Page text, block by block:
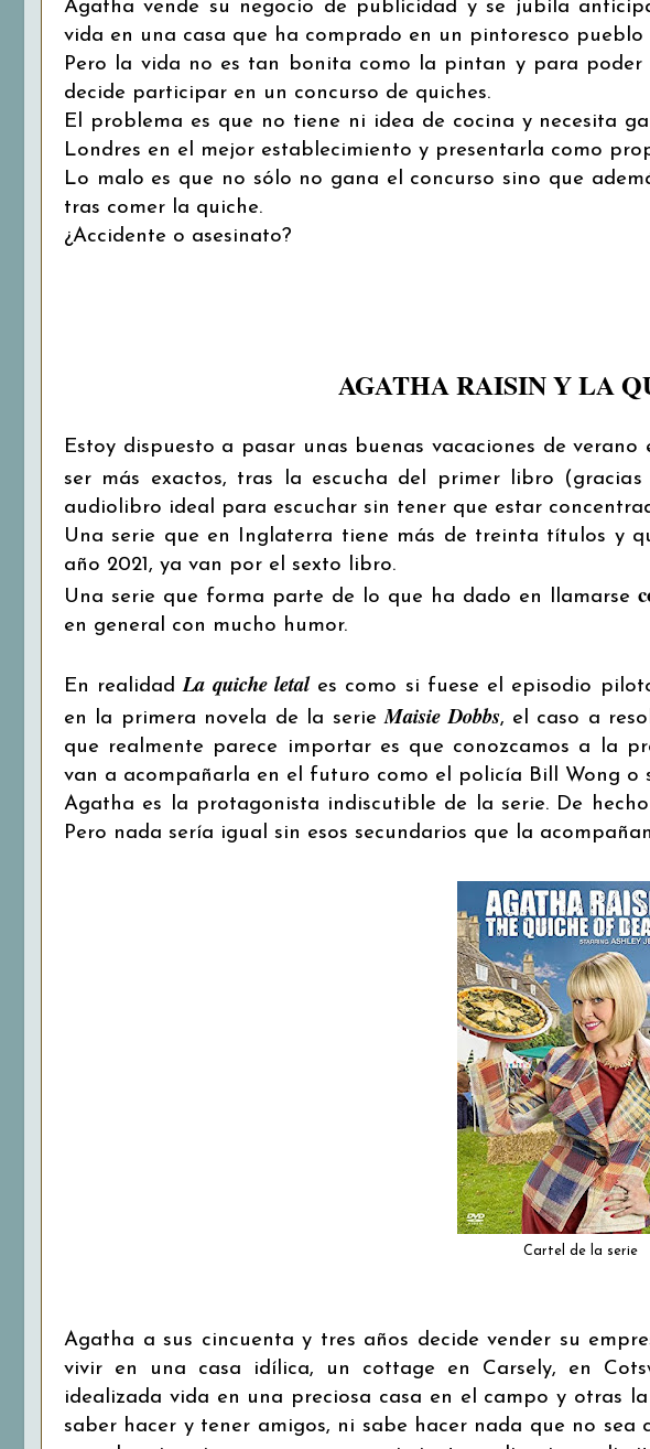
Agatha vende su negocio de publicidad y se jubila
vida en una casa que ha comprado en un pintoresco pueblo
Pero la vida no es tan bonita como la pintan y para
decide participar en un concurso de quiches.
El problema es que no tiene ni idea de cocina y necesita
Londres en el mejor establecimiento y presentarla como
Lo malo es que no sólo no gana el concurso sino que
tras comer la quiche.
¿Accidente o asesinato?
AGATHA RAISIN Y LA
Estoy dispuesto a pasar unas buenas vacaciones de
ser más exactos, tras la escucha del primer libro
audiolibro ideal para escuchar sin tener que estar
Una serie que en Inglaterra tiene más de treinta títulos y
año 2021, ya van por el sexto libro.
Una serie que forma parte de lo que ha dado en llamarse
en general con mucho humor.
En realidadLa quiche letales como si fuese el episodio
en la primera novela de la serieMaisie Dobbs, el caso a
que realmente parece importar es que conozcamos a la
van a acompañarla en el futuro como el policía Bill Wong o
Agatha es la protagonista indiscutible de la serie. De
Pero nada sería igual sin esos secundarios que la
Cartel de la serie
Agatha a sus cincuenta y tres años decide vender su
vivir en una casa idílica, un cottage en Carsely, en
idealizada vida en una preciosa casa en el campo y otras
saber hacer y tener amigos, ni sabe hacer nada que no sea